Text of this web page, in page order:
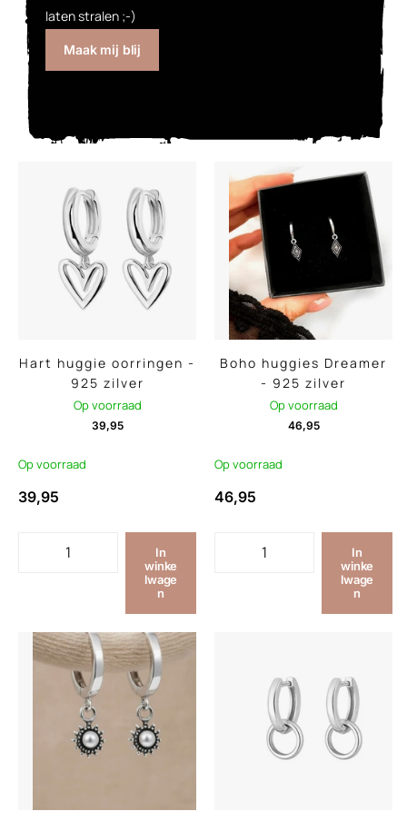
laten stralen ;-)
Maak mij blij
Hart huggie oorringen -
925 zilver
Op voorraad
39,95
Op voorraad
39,95
In
winke
lwage
n
Boho huggies Dreamer
- 925 zilver
Op voorraad
46,95
Op voorraad
46,95
In
winke
lwage
n